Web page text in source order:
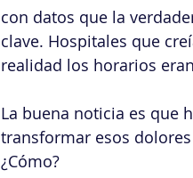
con datos que la
clave. Hospitales que
realidad los horarios
La buena noticia es que
transformar esos
¿Cómo?